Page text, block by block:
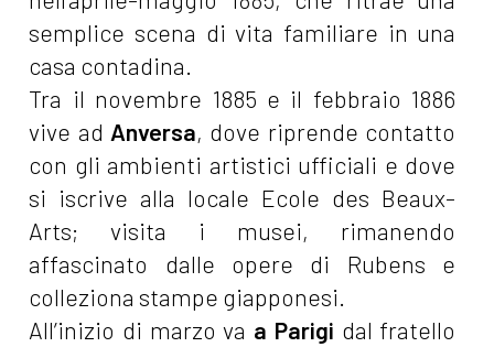
semplice scena di vita familiare in una
casa contadina.
Tra il novembre 1885 e il febbraio 1886
vive ad Anversa, dove riprende contatto
con gli ambienti artistici ufficiali e dove
si iscrive alla locale Ecole des Beaux-
Arts; visita i musei, rimanendo
affascinato dalle opere di Rubens e
colleziona stampe giapponesi.
All’inizio di marzo va a Parigi dal fratello